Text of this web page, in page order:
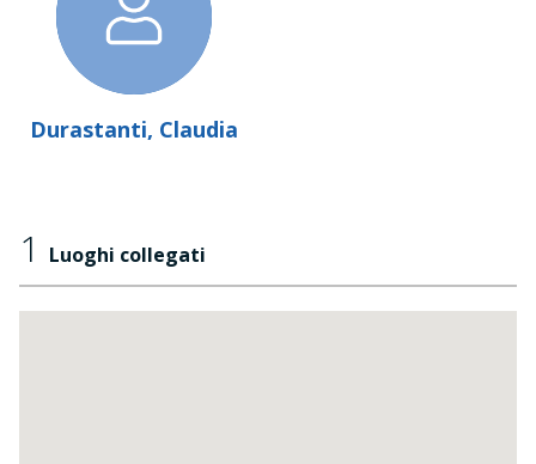
Durastanti, Claudia
1 Luoghi collegati